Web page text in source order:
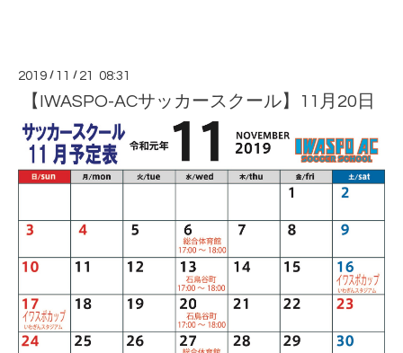
2019 / 11 / 21 08:31
【IWASPO-ACサッカースクール】11月20日